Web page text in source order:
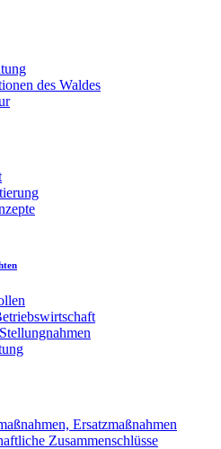
des Waldes
Ersatzmaßnahmen
Zusammenschlüsse